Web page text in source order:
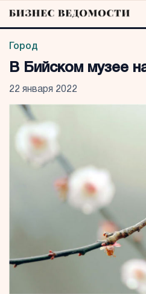
Город
В Бийском музее
22 января 2022